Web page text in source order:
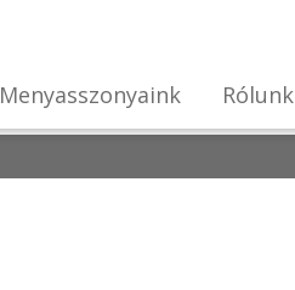
Menyasszonyaink Rólunk